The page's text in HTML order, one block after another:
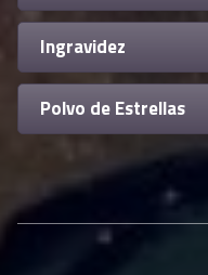
Ingravidez
Polvo de Estrellas